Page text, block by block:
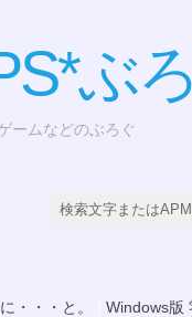
ぶ
ームなどのぶろぐ
・・・と。 Windows版